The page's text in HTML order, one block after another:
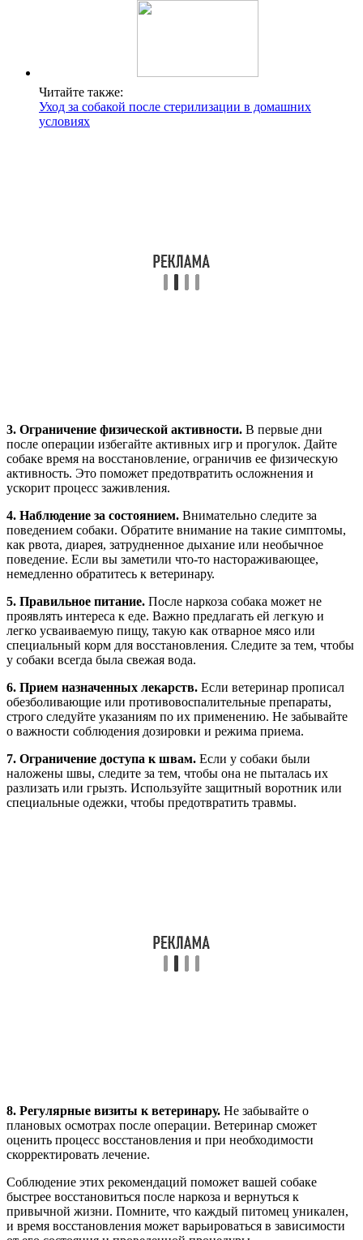
Читайте также:
Уход за собакой после стерилизации в домашних
условиях
3. Ограничение физической активности. В первые дни
после операции избегайте активных игр и прогулок. Дайте
собаке время на восстановление, ограничив ее физическую
активность. Это поможет предотвратить осложнения и
ускорит процесс заживления.
4. Наблюдение за состоянием. Внимательно следите за
поведением собаки. Обратите внимание на такие симптомы,
как рвота, диарея, затрудненное дыхание или необычное
поведение. Если вы заметили что-то настораживающее,
немедленно обратитесь к ветеринару.
5. Правильное питание. После наркоза собака может не
проявлять интереса к еде. Важно предлагать ей легкую и
легко усваиваемую пищу, такую как отварное мясо или
специальный корм для восстановления. Следите за тем, чтобы
у собаки всегда была свежая вода.
6. Прием назначенных лекарств. Если ветеринар прописал
обезболивающие или противовоспалительные препараты,
строго следуйте указаниям по их применению. Не забывайте
о важности соблюдения дозировки и режима приема.
7. Ограничение доступа к швам. Если у собаки были
наложены швы, следите за тем, чтобы она не пыталась их
разлизать или грызть. Используйте защитный воротник или
специальные одежки, чтобы предотвратить травмы.
8. Регулярные визиты к ветеринару. Не забывайте о
плановых осмотрах после операции. Ветеринар сможет
оценить процесс восстановления и при необходимости
скорректировать лечение.
Соблюдение этих рекомендаций поможет вашей собаке
быстрее восстановиться после наркоза и вернуться к
привычной жизни. Помните, что каждый питомец уникален,
и время восстановления может варьироваться в зависимости